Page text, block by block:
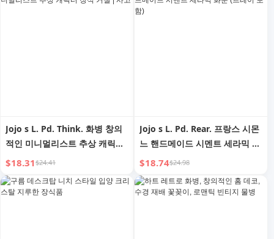
Jojo s L. Pd. Think. 화병 창의
적인 미니멀리스트 추상 캐릭터
장식 거실 | 사고
$18.31$24.41
Jojo s L. Pd. Rear. 프랑스 시몬
느 핸드메이드 시멘트 세라믹 화
분 (트레이 포함)
$18.74$24.98